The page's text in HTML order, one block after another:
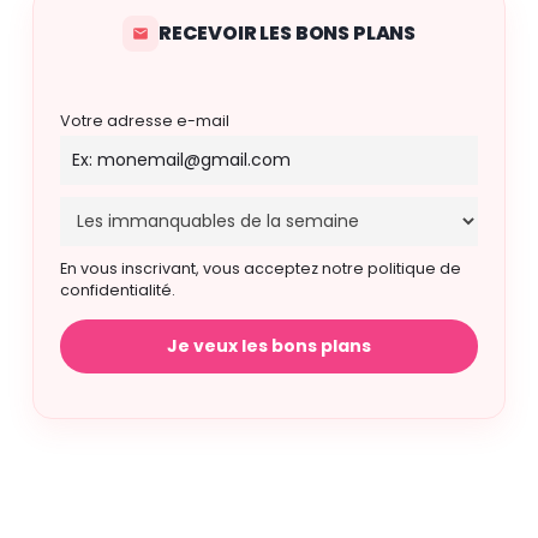
RECEVOIR LES BONS PLANS
Votre adresse e-mail
En vous inscrivant, vous acceptez notre politique de
confidentialité.